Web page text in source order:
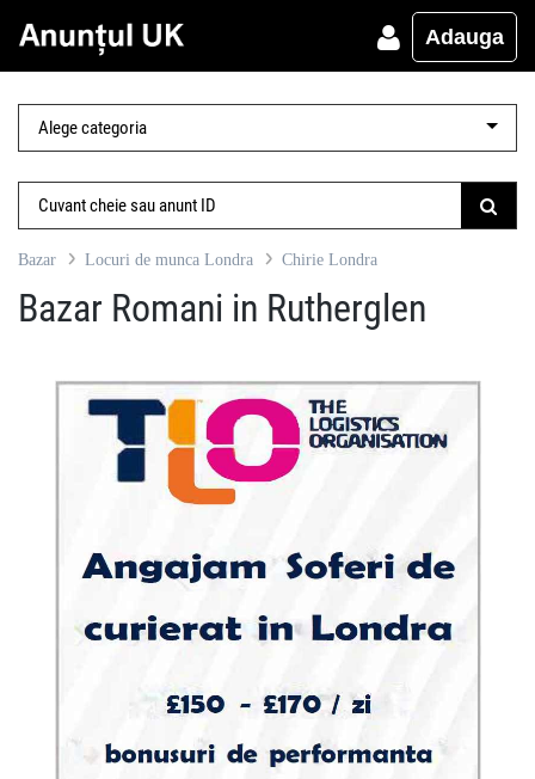
Adauga
Bazar Locuri de munca Londra Chirie Londra
Bazar Romani in Rutherglen